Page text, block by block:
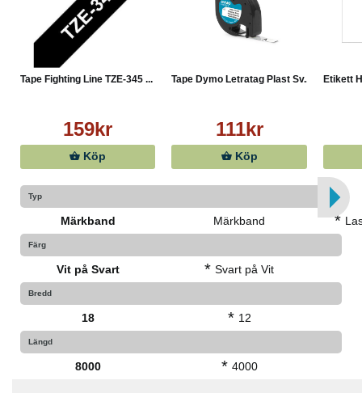
Tape Fighting Line TZE-345 ...
159kr
Köp
Tape Dymo Letratag Plast Sv...
111kr
Köp
Etikett
Typ
Märkband Märkband *
Färg
Vit på Svart * Svart på Vit
Bredd
18 * 12
Längd
8000 * 4000